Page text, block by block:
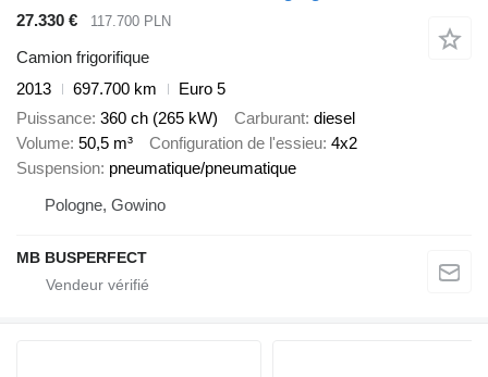
27.330 € 117.700 PLN
Camion frigorifique
2013
697.700 km
Euro 5
Puissance 360 ch (265 kW) Carburant diesel
Volume 50,5 m³ Configuration de l'essieu 4x2
Suspension pneumatique/pneumatique
Pologne, Gowino
MB BUSPERFECT